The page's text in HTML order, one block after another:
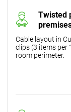
Twisted
Cable layout in
clips (3 items per
room perimeter.